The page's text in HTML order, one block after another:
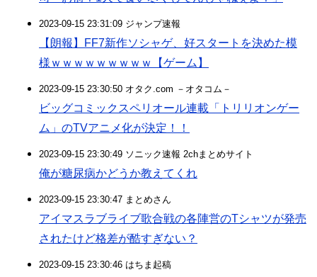
2023-09-15 23:31:09 ジャンプ速報
【朗報】FF7新作ソシャゲ、好スタートを決めた模
様ｗｗｗｗｗｗｗｗｗ【ゲーム】
2023-09-15 23:30:50 オタク.com －オタコム－
ビッグコミックスペリオール連載「トリリオンゲー
ム」のTVアニメ化が決定！！
2023-09-15 23:30:49 ソニック速報 2chまとめサイト
俺が糖尿病かどうか教えてくれ
2023-09-15 23:30:47 まとめさん
アイマスラブライブ歌合戦の各陣営のTシャツが発売
されたけど格差が酷すぎない？
2023-09-15 23:30:46 はちま起稿